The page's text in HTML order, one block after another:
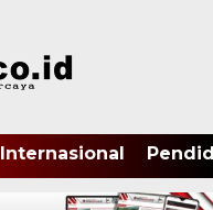
Internasional